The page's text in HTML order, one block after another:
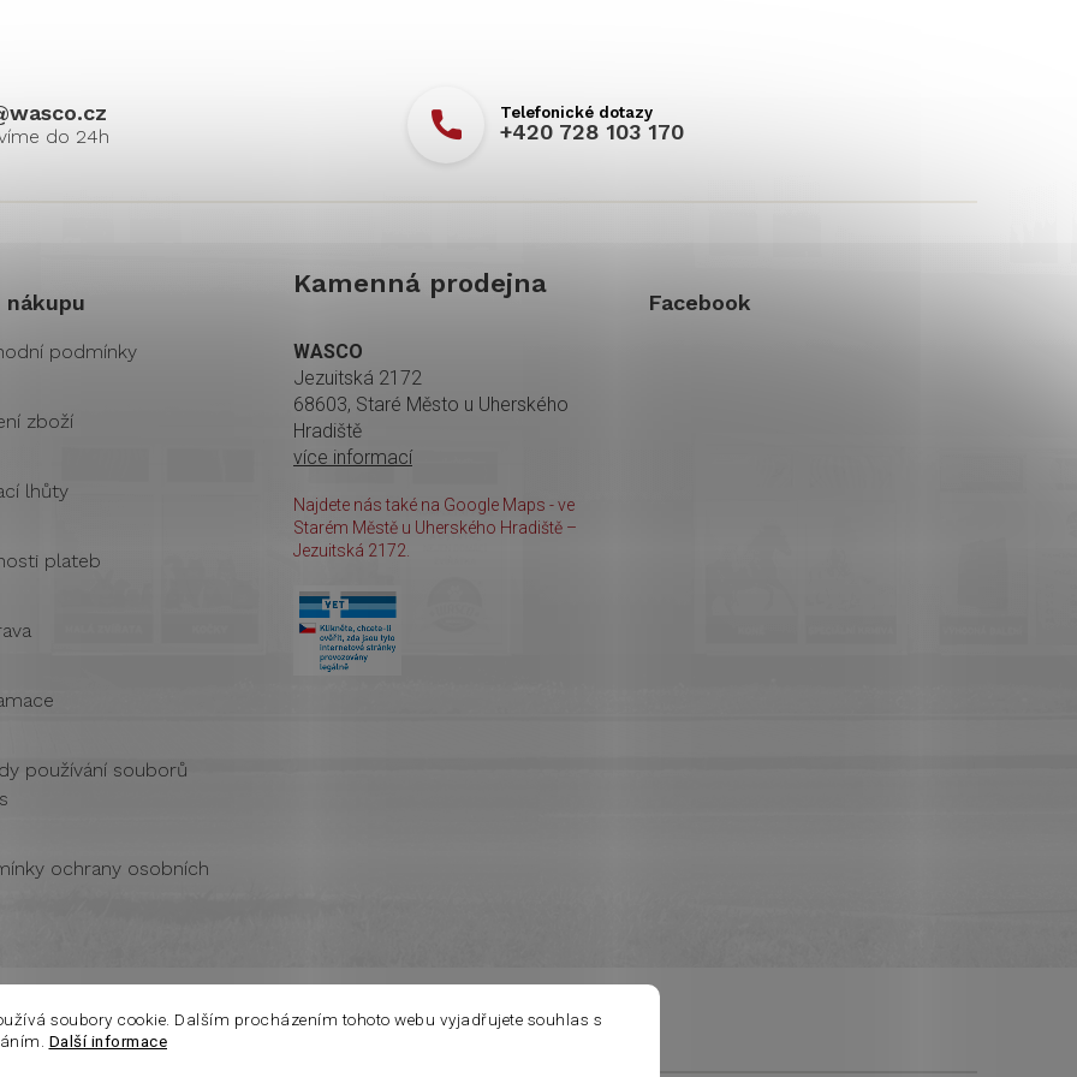
soubory cookie. Dalším procházením tohoto webu vyjadřujete souhlas s
Další informace
wasco.cz
+420 728 103 170
nákupu
podmínky
zboží
lhůty
plateb
používání souborů
ochrany osobních
Kamenná prodejna
WASCO
Jezuitská 2172
68603, Staré Město u Uherského
Hradiště
více informací
Najdete nás také na Google Maps - ve
Starém Městě u Uherského Hradiště –
Jezuitská 2172.
Facebook